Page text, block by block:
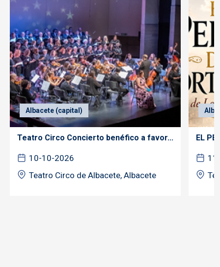
Albacete (capital)
Teatro Circo Concierto benéfico a favor...
10-10-2026
Teatro Circo de Albacete, Albacete
EL